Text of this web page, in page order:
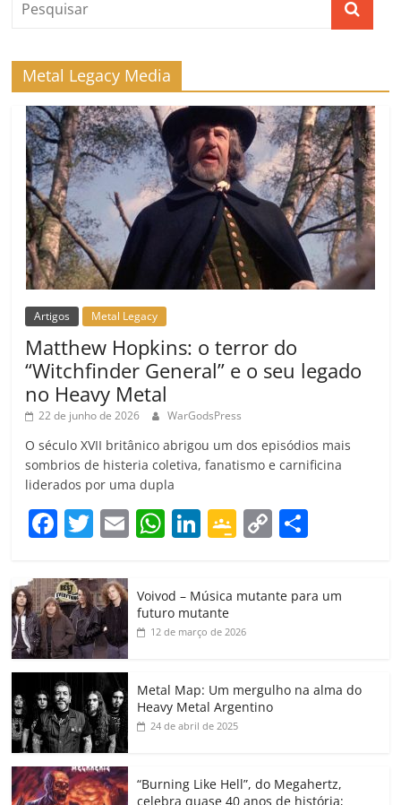
Metal Legacy Media
Artigos Metal Legacy
Matthew Hopkins: o terror do
“Witchfinder General” e o seu legado
no Heavy Metal
22 de junho de 2026 WarGodsPress
O século XVII britânico abrigou um dos episódios mais
sombrios de histeria coletiva, fanatismo e carnificina
liderados por uma dupla
F
c
e
b
o
o
k
T
itt
er
E W
s
A
p
Li
e
dI
G
gl
e
a
ss
o
C
y
k
p
h
Voivod – Música mutante para um
futuro mutante
12 de março de 2026
Metal Map: Um mergulho na alma do
Heavy Metal Argentino
24 de abril de 2025
“Burning Like Hell”, do Megahertz,
celebra quase 40 anos de história;